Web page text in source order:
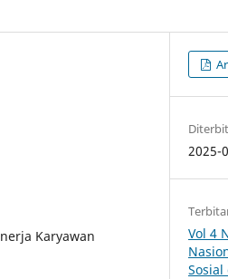
Karyawan
2025-
Vol 4